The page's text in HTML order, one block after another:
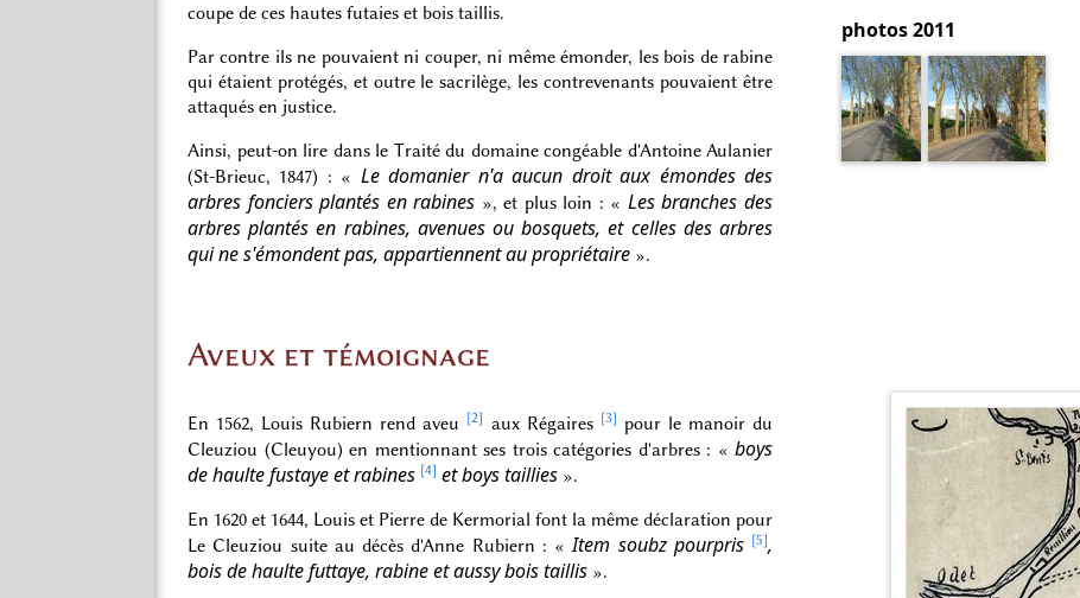
coupe de ces hautes futaies et bois taillis.
Par contre ils ne pouvaient ni couper, ni même émonder, les bois de rabine
qui étaient protégés, et outre le sacrilège, les contrevenants pouvaient être
attaqués en justice.
Ainsi, peut-on lire dans le Traité du domaine congéable d'Antoine Aulanier
(St-Brieuc, 1847) : « Le domanier n'a aucun droit aux émondes des
arbres fonciers plantés en rabines », et plus loin : « Les branches des
arbres plantés en rabines, avenues ou bosquets, et celles des arbres
qui ne s'émondent pas, appartiennent au propriétaire ».
photos 2011
Aveux et témoignage
En 1562, Louis Rubiern rend aveu [2] aux Régaires [3] pour le manoir du
Cleuziou (Cleuyou) en mentionnant ses trois catégories d'arbres : « boys
de haulte fustaye et rabines [4] et boys taillies ».
En 1620 et 1644, Louis et Pierre de Kermorial font la même déclaration pour
Le Cleuziou suite au décès d'Anne Rubiern : «Item soubz pourpris [5],
bois de haulte futtaye, rabine et aussy bois taillis ».